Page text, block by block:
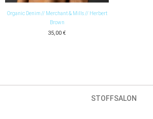
Organic Denim // Merchant & Mills // Herbert
Brown
35,00 €
STOFFSALON